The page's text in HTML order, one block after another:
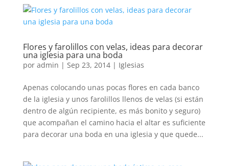
Flores y farolillos con velas, ideas para decorar
una iglesia para una boda
por admin | Sep 23, 2014| Iglesias
Apenas colocando unas pocas flores en cada banco
de la iglesia y unos farolillos llenos de velas (si están
dentro de algún recipiente, es más bonito y seguro)
que acompañan el camino hacia el altar es suficiente
para decorar una boda en una iglesia y que quede...